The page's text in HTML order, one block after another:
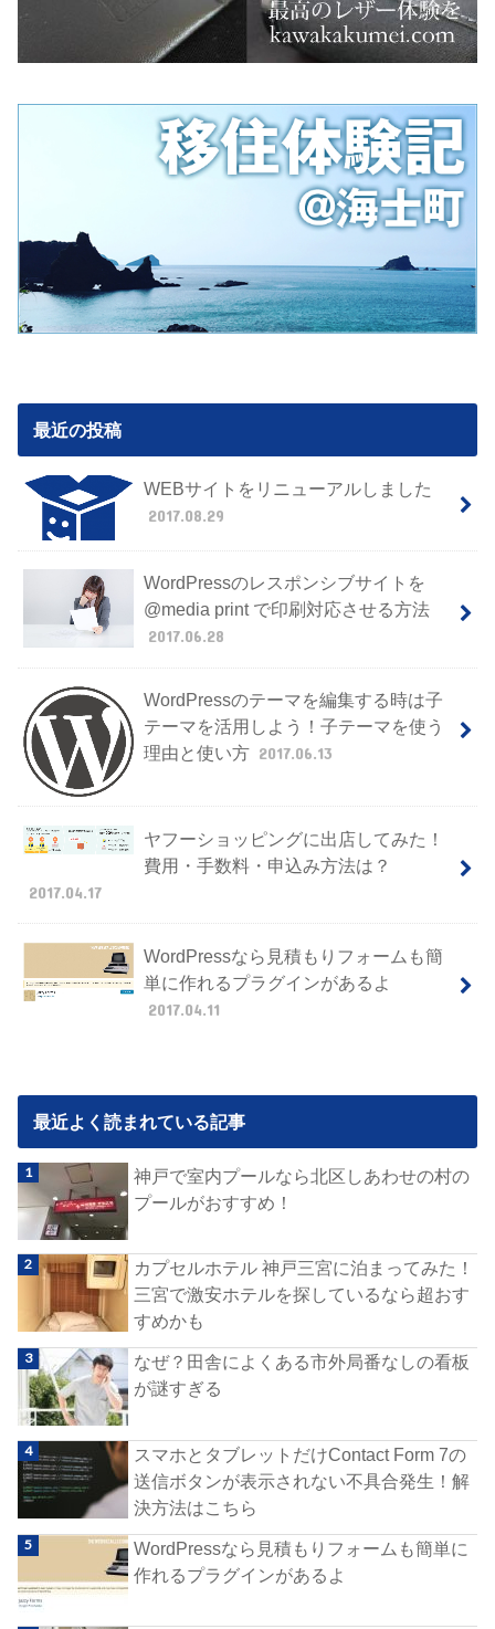
最近の投稿
WEBサイトをリニューアルしました
2017.08.29
WordPressのレスポンシブサイトを
@media print で印刷対応させる方法
2017.06.28
WordPressのテーマを編集する時は子
テーマを活用しよう！子テーマを使う
理由と使い方 2017.06.13
ヤフーショッピングに出店してみた！
費用・手数料・申込み方法は？
2017.04.17
WordPressなら見積もりフォームも簡
単に作れるプラグインがあるよ
2017.04.11
最近よく読まれている記事
神戸で室内プールなら北区しあわせの村の
プールがおすすめ！
カプセルホテル 神戸三宮に泊まってみた！
三宮で激安ホテルを探しているなら超おす
すめかも
なぜ？田舎によくある市外局番なしの看板
が謎すぎる
スマホとタブレットだけContact Form 7の
送信ボタンが表示されない不具合発生！解
決方法はこちら
WordPressなら見積もりフォームも簡単に
作れるプラグインがあるよ